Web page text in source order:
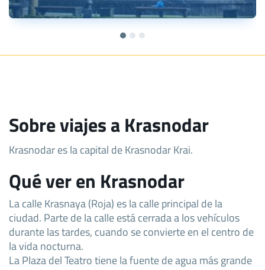
Sobre viajes a Krasnodar
Krasnodar es la capital de Krasnodar Krai.
Qué ver en Krasnodar
La calle Krasnaya (Roja) es la calle principal de la
ciudad. Parte de la calle está cerrada a los vehículos
durante las tardes, cuando se convierte en el centro de
la vida nocturna.
La Plaza del Teatro tiene la fuente de agua más grande